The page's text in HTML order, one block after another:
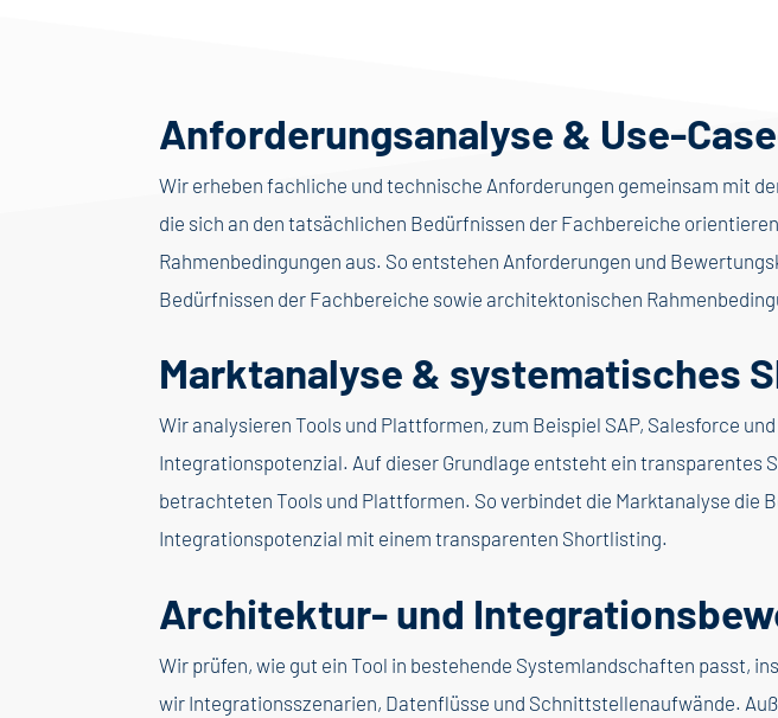
Anforderungsanalyse & Use-
Wir erheben fachliche und technische Anforderungen gemeinsam mit
die sich an den tatsächlichen Bedürfnissen der Fachbereiche
Rahmenbedingungen aus. So entstehen Anforderungen und
Bedürfnissen der Fachbereiche sowie architektonischen
Marktanalyse & systematisches
Wir analysieren Tools und Plattformen, zum Beispiel SAP, Salesforce
Integrationspotenzial. Auf dieser Grundlage entsteht ein
betrachteten Tools und Plattformen. So verbindet die Marktanalyse
Integrationspotenzial mit einem transparenten Shortlisting.
Architektur- und
Wir prüfen, wie gut ein Tool in bestehende Systemlandschaften passt,
wir Integrationsszenarien, Datenflüsse und Schnittstellenaufwände.